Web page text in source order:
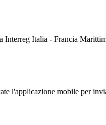
Italia - Francia
l'applicazione mobile per